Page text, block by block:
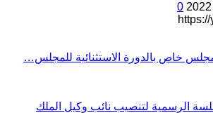
0
خاص بالدورة الاستثنائية للمجلس…
الرسمية لتنصيب نائب وكيل الملك